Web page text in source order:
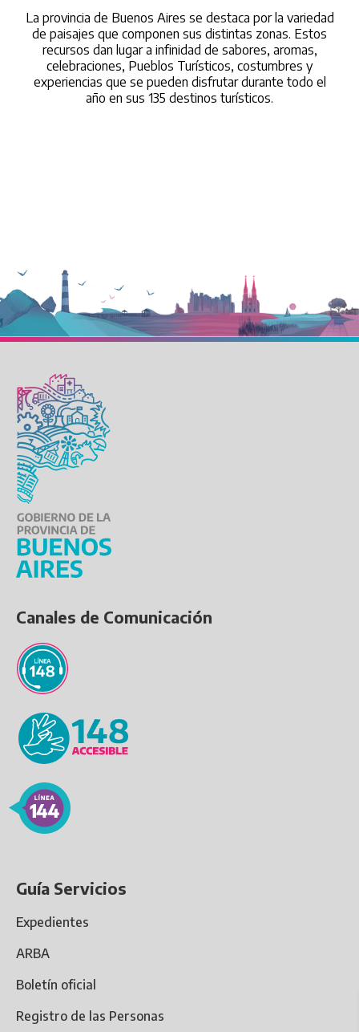
La provincia de Buenos Aires se destaca por la variedad
de paisajes que componen sus distintas zonas. Estos
recursos dan lugar a infinidad de sabores, aromas,
celebraciones, Pueblos Turísticos, costumbres y
experiencias que se pueden disfrutar durante todo el
año en sus 135 destinos turísticos.
Canales de Comunicación
Guía Servicios
Expedientes
ARBA
Boletín oficial
Registro de las Personas